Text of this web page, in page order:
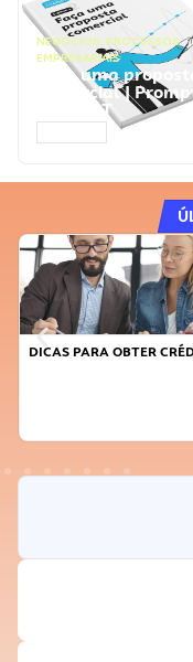
NEGÓCIOS, PROCESSOS
EMPRESARIAIS
Faça uma
comercial |
ChatGPT
DICAS PARA OBTER